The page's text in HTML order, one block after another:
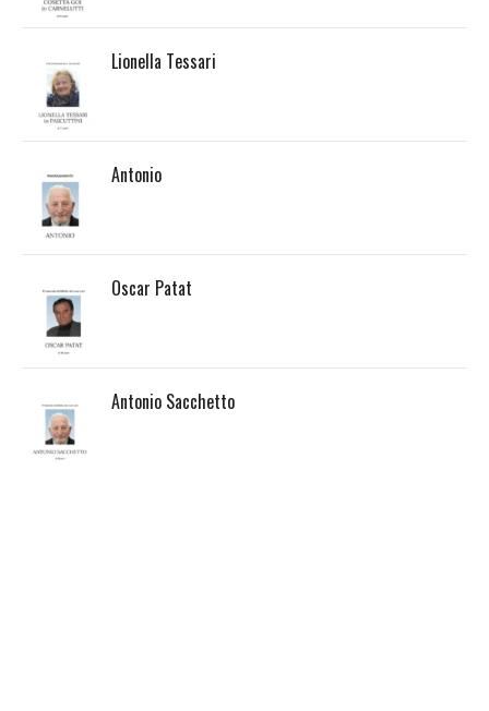
Lionella Tessari
Antonio
Oscar Patat
Antonio Sacchetto